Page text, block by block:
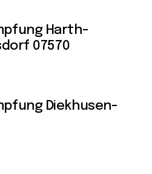
Harth-
07570
Diekhusen-